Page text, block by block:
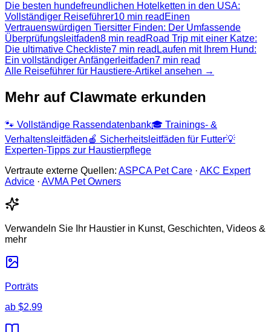
Die besten hundefreundlichen Hotelketten in den USA:
Vollständiger Reiseführer10 min read Einen
Vertrauenswürdigen Tiersitter Finden: Der Umfassende
Überprüfungsleitfaden8 min read Road Trip mit einer Katze:
Die ultimative Checkliste7 min read Laufen mit Ihrem Hund:
Ein vollständiger Anfängerleitfaden7 min read
Alle Reiseführer für Haustiere-Artikel ansehen →
Mehr auf Clawmate erkunden
🐾 Vollständige Rassendatenbank🎓 Trainings- &
Verhaltensleitfäden🍎 Sicherheitsleitfäden für Futter💡
Experten-Tipps zur Haustierpflege
Vertraute externe Quellen: ASPCA Pet Care · AKC Expert
Advice · AVMA Pet Owners
Verwandeln Sie Ihr Haustier in Kunst, Geschichten, Videos &
mehr
Porträts
ab $2.99